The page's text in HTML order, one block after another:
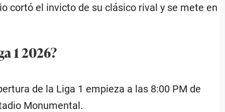
cortó el invicto de su clásico rival y se mete en
1 2026?
de la Liga 1 empieza a las 8:00 PM de
Monumental.